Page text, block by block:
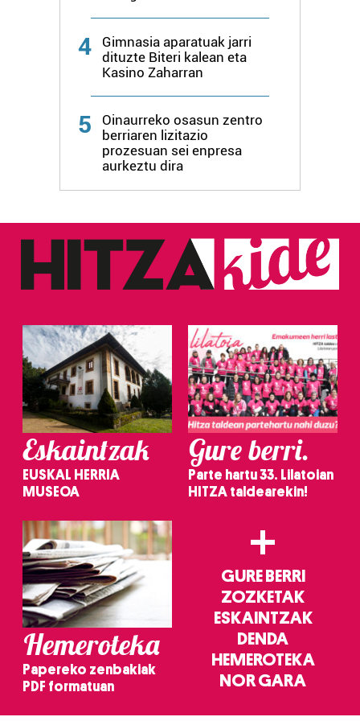
4
Gimnasia aparatuak jarri
dituzte Biteri kalean eta
Kasino Zaharran
5
Oinaurreko osasun zentro
berriaren lizitazio
prozesuan sei enpresa
aurkeztu dira
Eskaintzak
EUSKAL HERRIA
MUSEOA
Gure berri.
Parte hartu 33. Lilatoian
HITZA taldearekin!
Hemeroteka
Papereko zenbakiak
PDF formatuan
+
GURE BERRI
ZOZKETAK
ESKAINTZAK
DENDA
HEMEROTEKA
NOR GARA